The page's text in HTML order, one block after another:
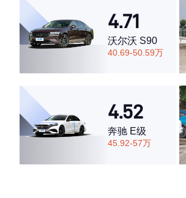
4.71
沃尔沃 S90
40.69-50.59万
4.52
奔驰 E级
45.92-57万